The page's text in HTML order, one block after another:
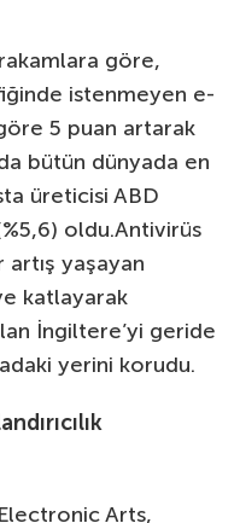
rakamlara göre,
istenmeyen e-
5 puan artarak
bütün dünyada en
üreticisi ABD
oldu.Antivirüs
artış yaşayan
katlayarak
İngiltere’yi geride
yerini korudu.
Arts,